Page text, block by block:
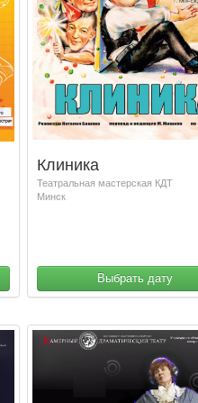
Клиника
Театральная мастерская КДТ
Минск
Выбрать дату